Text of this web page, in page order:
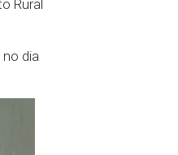
Silva Pereira; o
de Oliveira Barros;
de Saúde (V
Preservação do
Lilian Bernal.